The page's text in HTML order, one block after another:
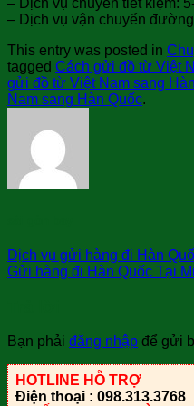
– Dịch vụ chuyển tiết kiệm:
– Dịch vụ vận chuyển
This entry was posted in
tagged Cách gửi đồ từ Việt
gửi đồ từ Việt Nam sang
Nam sang Hàn Quốc.
Dịch vụ gửi hàng đi Hàn
Gửi hàng đi Hàn Quốc Tại
Bạn phải đăng nhập để gửi
HOTLINE HỖ TRỢ
Điện thoại : 098.313.3768